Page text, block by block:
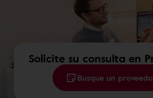
Solicite su consulta en
Busque un